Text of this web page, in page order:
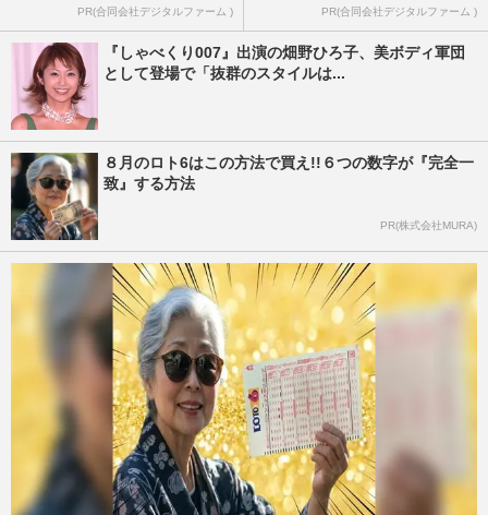
PR(合同会社デジタルファーム ) PR(合同会社デジタルファーム )
『しゃべくり007』出演の畑野ひろ子、美ボディ軍団
として登場で「抜群のスタイルは...
８月のロト6はこの方法で買え!!６つの数字が『完全一
致』する方法
PR(株式会社MURA)